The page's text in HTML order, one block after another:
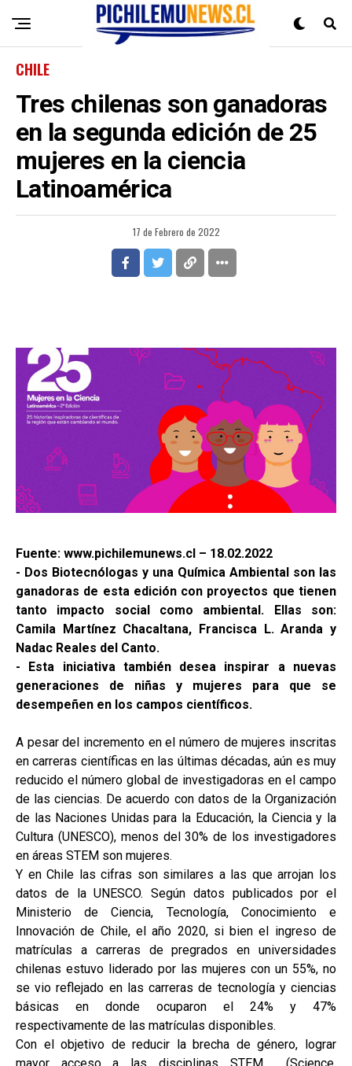
CHILE
Tres chilenas son ganadoras
en la segunda edición de 25
mujeres en la ciencia
Latinoamérica
17 de Febrero de 2022
Fuente: www.pichilemunews.cl – 18.02.2022
- Dos Biotecnólogas y una Química Ambiental son las
ganadoras de esta edición con proyectos que tienen
tanto impacto social como ambiental. Ellas son:
Camila Martínez Chacaltana, Francisca L. Aranda y
Nadac Reales del Canto.
- Esta iniciativa también desea inspirar a nuevas
generaciones de niñas y mujeres para que se
desempeñen en los campos científicos.
A pesar del incremento en el número de mujeres inscritas
en carreras científicas en las últimas décadas, aún es muy
reducido el número global de investigadoras en el campo
de las ciencias. De acuerdo con datos de la Organización
de las Naciones Unidas para la Educación, la Ciencia y la
Cultura (UNESCO), menos del 30% de los investigadores
en áreas STEM son mujeres.
Y en Chile las cifras son similares a las que arrojan los
datos de la UNESCO. Según datos publicados por el
Ministerio de Ciencia, Tecnología, Conocimiento e
Innovación de Chile, el año 2020, si bien el ingreso de
matrículas a carreras de pregrados en universidades
chilenas estuvo liderado por las mujeres con un 55%, no
se vio reflejado en las carreras de tecnología y ciencias
básicas en donde ocuparon el 24% y 47%
respectivamente de las matrículas disponibles.
Con el objetivo de reducir la brecha de género, lograr